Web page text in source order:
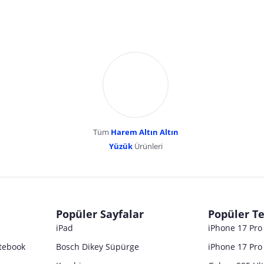
YENİBOSNA MERKEZ MAH LADİN SOK
Tüm Harem Altın Altın
YüzükÜrünleri
Popüler Sayfalar
iPad
Bosch Dikey Süpürge
Popüler
iPhone 17
iPhone 17 Pro